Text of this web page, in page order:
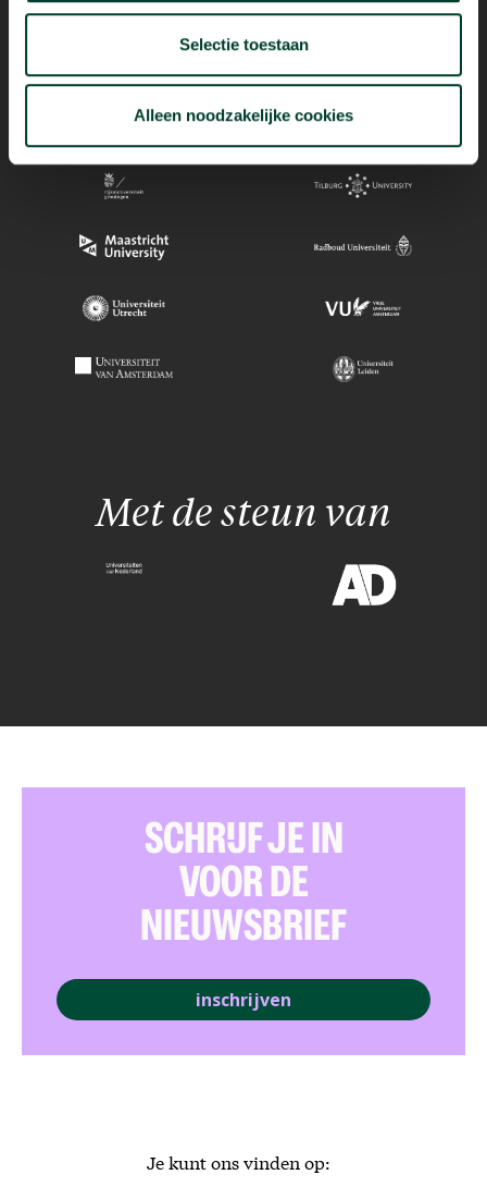
Selectie toestaan
Alleen noodzakelijke cookies
Met de steun van
Je kunt ons vinden op:
SCHRIJF JE IN
VOOR DE
NIEUWSBRIEF
inschrijven